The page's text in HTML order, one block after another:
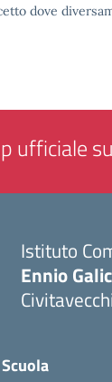
dove
ufficiale
Istituto
Ennio